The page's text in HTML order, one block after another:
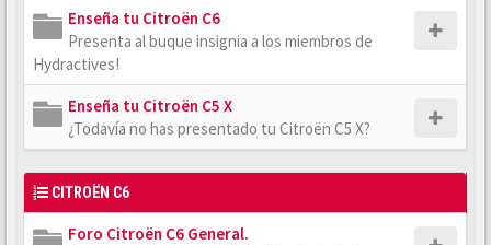
Enseña tu Citroën C6
Presenta al buque insignia a los miembros de
Hydractives!
Enseña tu Citroën C5 X
¿Todavía no has presentado tu Citroën C5 X?
CITROËN C6
Foro Citroën C6 General.